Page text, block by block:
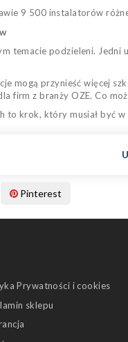
9 500 instalatorów
temacie podzieleni.
mogą przynieść więcej
firm z branży OZE. Co
to krok, który musiał być
Pinterest
Prywatności i cookies
sklepu